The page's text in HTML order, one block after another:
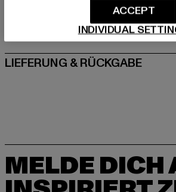
GRÖSSE & PASSFORM
PFLEGEHINWEISE
LIEFERUNG & RÜCKGABE
MELDE DICH
INDIVIDUAL
ACCEPT